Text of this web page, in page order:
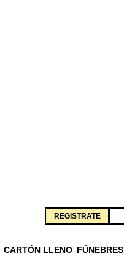
REGISTRATE
CARTÓN LLENO FÚNEBRES